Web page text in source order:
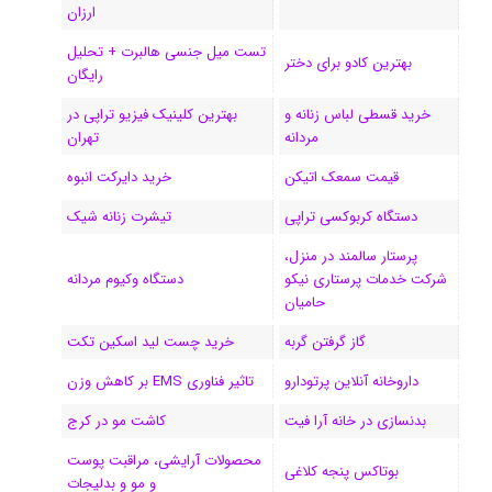
ن
ر
ارزان
بهترین کادو برای دختر
تست میل جنسی هالبرت + تحلیل
رایگان
خرید قسطی لباس زنانه و
مردانه
بهترین کلینیک فیزیو تراپی در
تهران
قیمت سمعک اتیکن
خرید دایرکت انبوه
دستگاه کربوکسی تراپی
تیشرت زنانه شیک
پرستار سالمند در منزل،
شرکت خدمات پرستاری نیکو
حامیان
دستگاه وکیوم مردانه
گاز گرفتن گربه
خرید چست لید اسکین تکت
داروخانه آنلاین پرتودارو
تاثیر فناوری EMS بر کاهش وزن
بدنسازی در خانه آرا فیت
کاشت مو در کرج
بوتاکس پنجه کلاغی
محصولات آرایشی، مراقبت پوست
و مو و بدلیجات